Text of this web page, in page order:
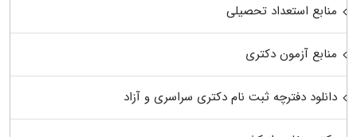
منابع استعداد تحصیلی
منابع آزمون دکتری
دانلود دفترچه ثبت نام دکتری سراسری و آزاد